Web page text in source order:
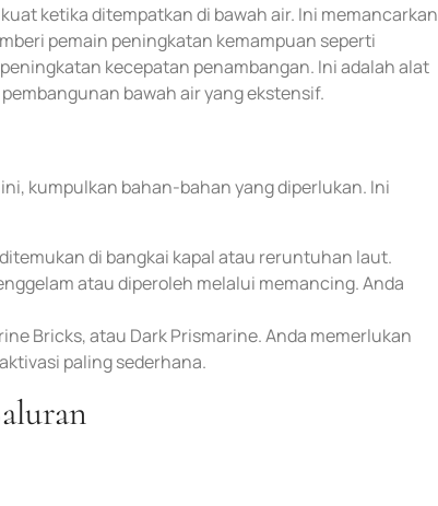
ketika ditempatkan di bawah air. Ini memancarkan
pemain peningkatan kemampuan seperti
kecepatan penambangan. Ini adalah alat
bawah air yang ekstensif.
kumpulkan bahan-bahan yang diperlukan. Ini
di bangkai kapal atau reruntuhan laut.
atau diperoleh melalui memancing. Anda
Bricks, atau Dark Prismarine. Anda memerlukan
paling sederhana.